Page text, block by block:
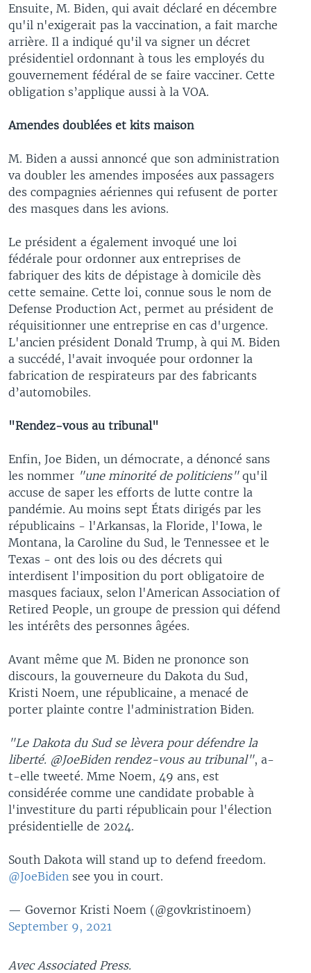
Ensuite, M. Biden, qui avait déclaré en décembre
qu'il n'exigerait pas la vaccination, a fait marche
arrière. Il a indiqué qu'il va signer un décret
présidentiel ordonnant à tous les employés du
gouvernement fédéral de se faire vacciner. Cette
obligation s’applique aussi à la VOA.
Amendes doublées et kits maison
M. Biden a aussi annoncé que son administration
va doubler les amendes imposées aux passagers
des compagnies aériennes qui refusent de porter
des masques dans les avions.
Le président a également invoqué une loi
fédérale pour ordonner aux entreprises de
fabriquer des kits de dépistage à domicile dès
cette semaine. Cette loi, connue sous le nom de
Defense Production Act, permet au président de
réquisitionner une entreprise en cas d'urgence.
L'ancien président Donald Trump, à qui M. Biden
a succédé, l'avait invoquée pour ordonner la
fabrication de respirateurs par des fabricants
d’automobiles.
"Rendez-vous au tribunal"
Enfin, Joe Biden, un démocrate, a dénoncé sans
les nommer "une minorité de politiciens"qu'il
accuse de saper les efforts de lutte contre la
pandémie. Au moins sept États dirigés par les
républicains - l'Arkansas, la Floride, l'Iowa, le
Montana, la Caroline du Sud, le Tennessee et le
Texas - ont des lois ou des décrets qui
interdisent l'imposition du port obligatoire de
masques faciaux, selon l'American Association of
Retired People, un groupe de pression qui défend
les intérêts des personnes âgées.
Avant même que M. Biden ne prononce son
discours, la gouverneure du Dakota du Sud,
Kristi Noem, une républicaine, a menacé de
porter plainte contre l'administration Biden.
"Le Dakota du Sud se lèvera pour défendre la
liberté. @JoeBiden rendez-vous au tribunal", a-
t-elle tweeté. Mme Noem, 49 ans, est
considérée comme une candidate probable à
l'investiture du parti républicain pour l'élection
présidentielle de 2024.
South Dakota will stand up to defend freedom.
@JoeBiden see you in court.
— Governor Kristi Noem (@govkristinoem)
September 9, 2021
Avec Associated Press.